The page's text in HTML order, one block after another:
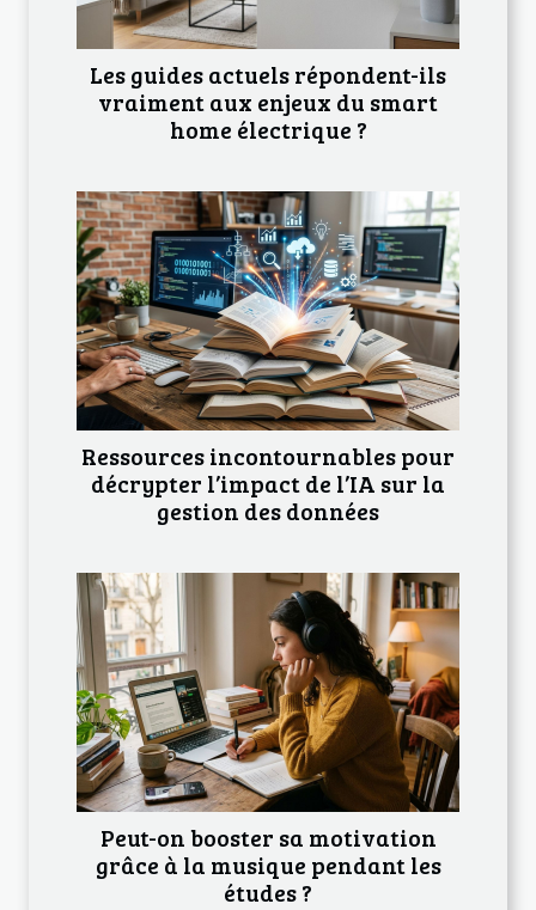
Les guides actuels répondent-ils
vraiment aux enjeux du smart
home électrique ?
Ressources incontournables pour
décrypter l’impact de l’IA sur la
gestion des données
Peut-on booster sa motivation
grâce à la musique pendant les
études ?